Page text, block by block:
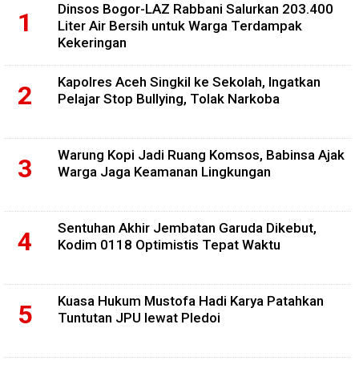
Dinsos Bogor-LAZ Rabbani Salurkan 203.400
Liter Air Bersih untuk Warga Terdampak
Kekeringan
Kapolres Aceh Singkil ke Sekolah, Ingatkan
Pelajar Stop Bullying, Tolak Narkoba
Warung Kopi Jadi Ruang Komsos, Babinsa Ajak
Warga Jaga Keamanan Lingkungan
Sentuhan Akhir Jembatan Garuda Dikebut,
Kodim 0118 Optimistis Tepat Waktu
Kuasa Hukum Mustofa Hadi Karya Patahkan
Tuntutan JPU lewat Pledoi